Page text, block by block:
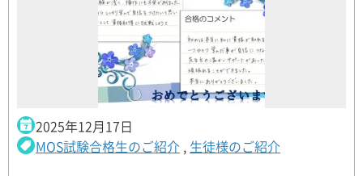
2025年12月17日
MOS試験合格生のご紹介 , 生徒様のご紹介